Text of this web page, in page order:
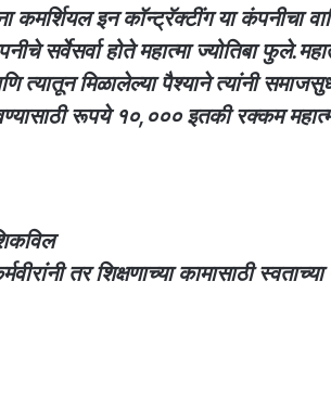
कमर्शियल इन कॉन्ट्रॅक्टींग या कंपनीचा
सर्वेसर्वा होते महात्मा ज्योतिबा
त्यातून मिळालेल्या पैश्याने त्यांनी
रूपये १०,००० इतकी रक्कम
तर शिक्षणाच्या कामासाठी स्वताच्या